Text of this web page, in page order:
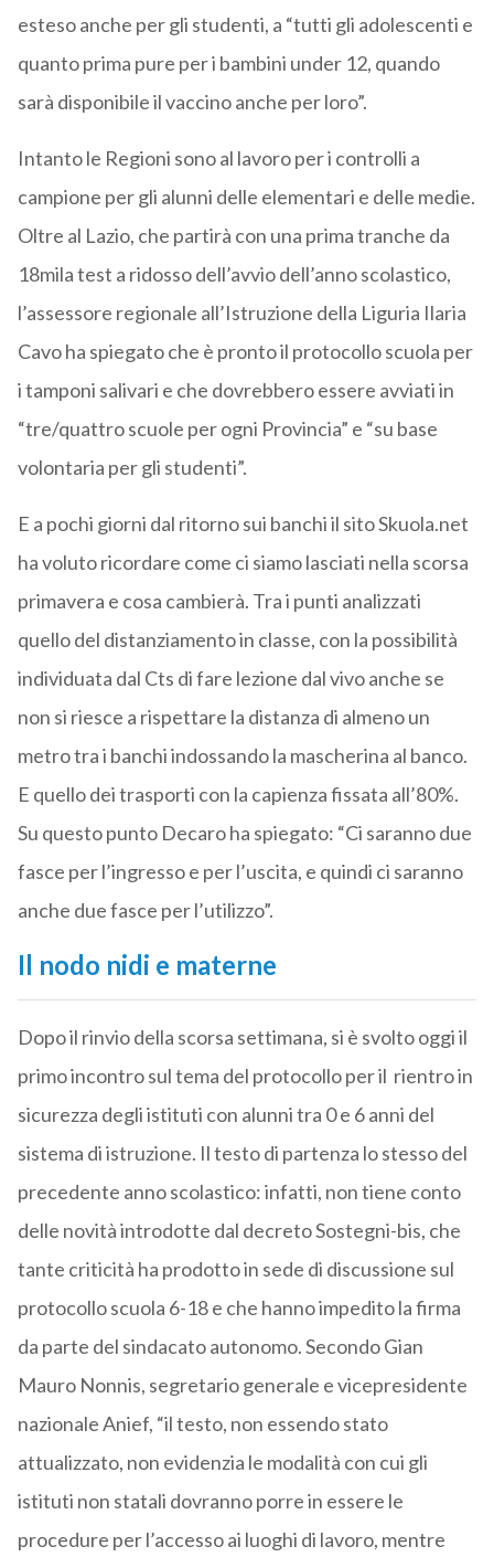
esteso anche per gli studenti, a “tutti gli adolescenti e
quanto prima pure per i bambini under 12, quando
sarà disponibile il vaccino anche per loro”.
Intanto le Regioni sono al lavoro per i controlli a
campione per gli alunni delle elementari e delle medie.
Oltre al Lazio, che partirà con una prima tranche da
18mila test a ridosso dell’avvio dell’anno scolastico,
l’assessore regionale all’Istruzione della Liguria Ilaria
Cavo ha spiegato che è pronto il protocollo scuola per
i tamponi salivari e che dovrebbero essere avviati in
“tre/quattro scuole per ogni Provincia” e “su base
volontaria per gli studenti”.
E a pochi giorni dal ritorno sui banchi il sito Skuola.net
ha voluto ricordare come ci siamo lasciati nella scorsa
primavera e cosa cambierà. Tra i punti analizzati
quello del distanziamento in classe, con la possibilità
individuata dal Cts di fare lezione dal vivo anche se
non si riesce a rispettare la distanza di almeno un
metro tra i banchi indossando la mascherina al banco.
E quello dei trasporti con la capienza fissata all’80%.
Su questo punto Decaro ha spiegato: “Ci saranno due
fasce per l’ingresso e per l’uscita, e quindi ci saranno
anche due fasce per l’utilizzo”.
Il nodo nidi e materne
Dopo il rinvio della scorsa settimana, si è svolto oggi il
primo incontro sul tema del protocollo per il rientro in
sicurezza degli istituti con alunni tra 0 e 6 anni del
sistema di istruzione. Il testo di partenza lo stesso del
precedente anno scolastico: infatti, non tiene conto
delle novità introdotte dal decreto Sostegni-bis, che
tante criticità ha prodotto in sede di discussione sul
protocollo scuola 6-18 e che hanno impedito la firma
da parte del sindacato autonomo. Secondo Gian
Mauro Nonnis, segretario generale e vicepresidente
nazionale Anief, “il testo, non essendo stato
attualizzato, non evidenzia le modalità con cui gli
istituti non statali dovranno porre in essere le
procedure per l’accesso ai luoghi di lavoro, mentre